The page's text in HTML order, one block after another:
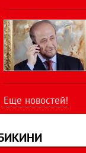
Еще новостей!